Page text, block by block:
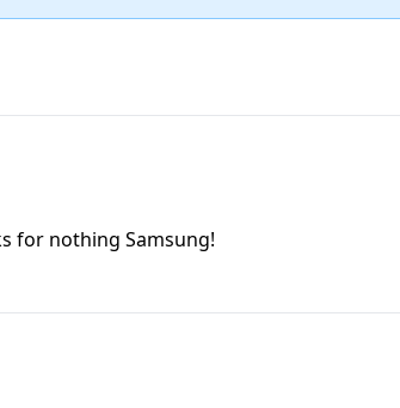
for nothing Samsung!